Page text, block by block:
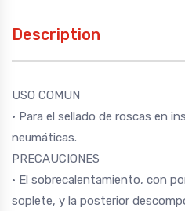
Description
USO COMUN
• Para el sellado de roscas en
neumáticas.
PRECAUCIONES
• El sobrecalentamiento, con
soplete, y la posterior